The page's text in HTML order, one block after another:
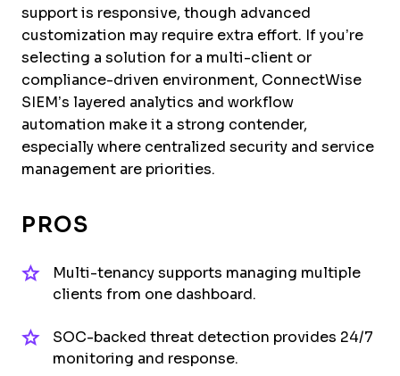
support is responsive, though advanced
customization may require extra effort. If you’re
selecting a solution for a multi-client or
compliance-driven environment, ConnectWise
SIEM’s layered analytics and workflow
automation make it a strong contender,
especially where centralized security and service
management are priorities.
PROS
Multi-tenancy supports managing multiple
clients from one dashboard.
SOC-backed threat detection provides 24/7
monitoring and response.